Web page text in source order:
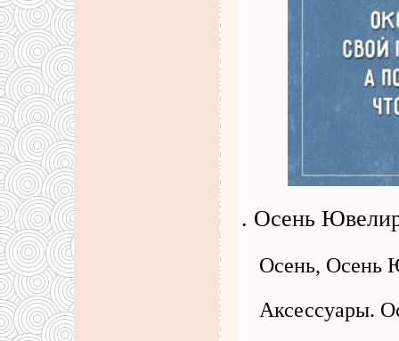
. Осень
Осень, Осень
Аксессуары.